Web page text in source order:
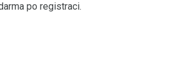
po registraci.